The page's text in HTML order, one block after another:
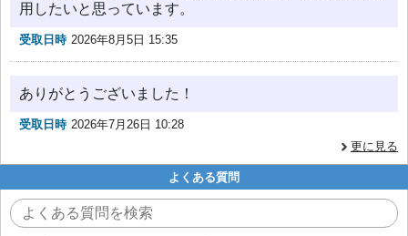
用したいと思っています。
受取日時 2026年8月5日 15:35
ありがとうございました！
受取日時 2026年7月26日 10:28
更に見る
よくある質問